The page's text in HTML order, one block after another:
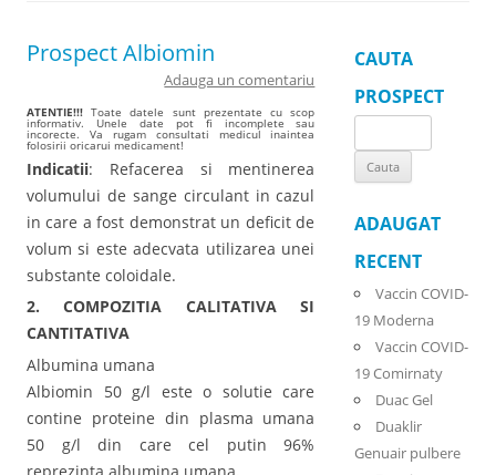
Prospect Albiomin
Adauga un comentariu
ATENTIE!!! Toate datele sunt prezentate cu scop
informativ. Unele date pot fi incomplete sau
incorecte. Va rugam consultati medicul inaintea
folosirii oricarui medicament!
Indicatii: Refacerea si mentinerea
volumului de sange circulant in cazul
in care a fost demonstrat un deficit de
volum si este adecvata utilizarea unei
substante coloidale.
2. COMPOZITIA CALITATIVA SI
CANTITATIVA
Albumina umana
Albiomin 50 g/l este o solutie care
contine proteine din plasma umana
50 g/l din care cel putin 96%
CAUTA
PROSPECT
for:
ADAUGAT
RECENT
Vaccin COVID-
19 Moderna
Vaccin COVID-
19 Comirnaty
Duac Gel
Duaklir
Genuair pulbere